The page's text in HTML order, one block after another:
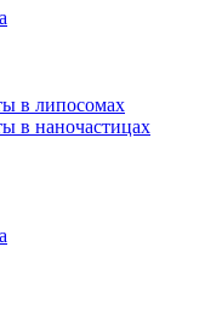
в липосомах
в наночастицах